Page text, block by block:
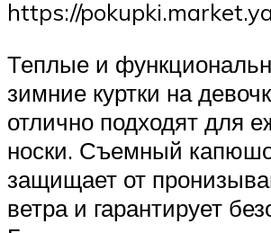
https://
Теплые и
зимние куртки на
отлично подходят для
носки. Съемный
защищает от
ветра и гарантирует